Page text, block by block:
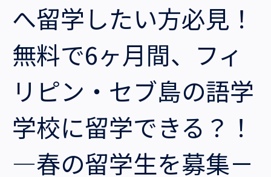
業務支援
役員一覧
拠点一覧
沿革・受賞歴
サステナビリティ
採用情報
へ留学したい方必見！
無料で6ヶ月間、フィ
リピン・セブ島の語学
学校に留学できる？！
―春の留学生を募集－